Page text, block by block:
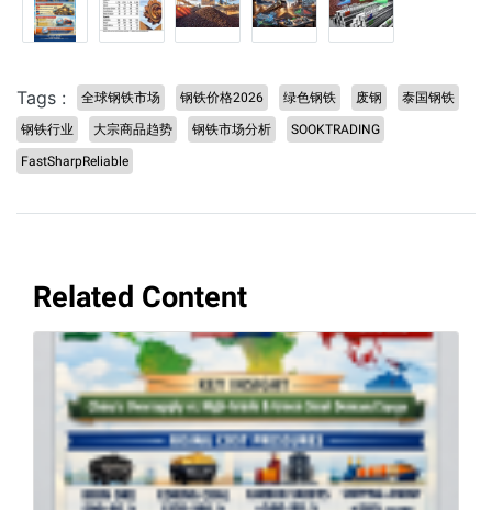
Tags : 全球钢铁市场 钢铁价格2026 绿色钢铁 废钢 泰国钢铁
钢铁行业 大宗商品趋势 钢铁市场分析 SOOKTRADING
FastSharpReliable
Related Content